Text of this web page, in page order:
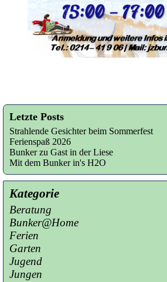
Letzte Posts
Strahlende Gesichter beim Sommerfest
Ferienspaß 2026
Bunker zu Gast in der Liese
Mit dem Bunker in's H2O
Kategorie
Beratung
Bunker@Home
Ferien
Garten
Jugend
Jungen